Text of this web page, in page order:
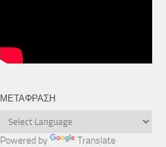
ΜΕΤΆΦΡΑΣΗ
Powered by Translate